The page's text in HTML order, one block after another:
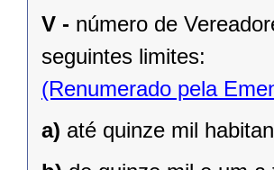
V - número de
seguintes limites:
(Renumerado pela
a) até quinze mil